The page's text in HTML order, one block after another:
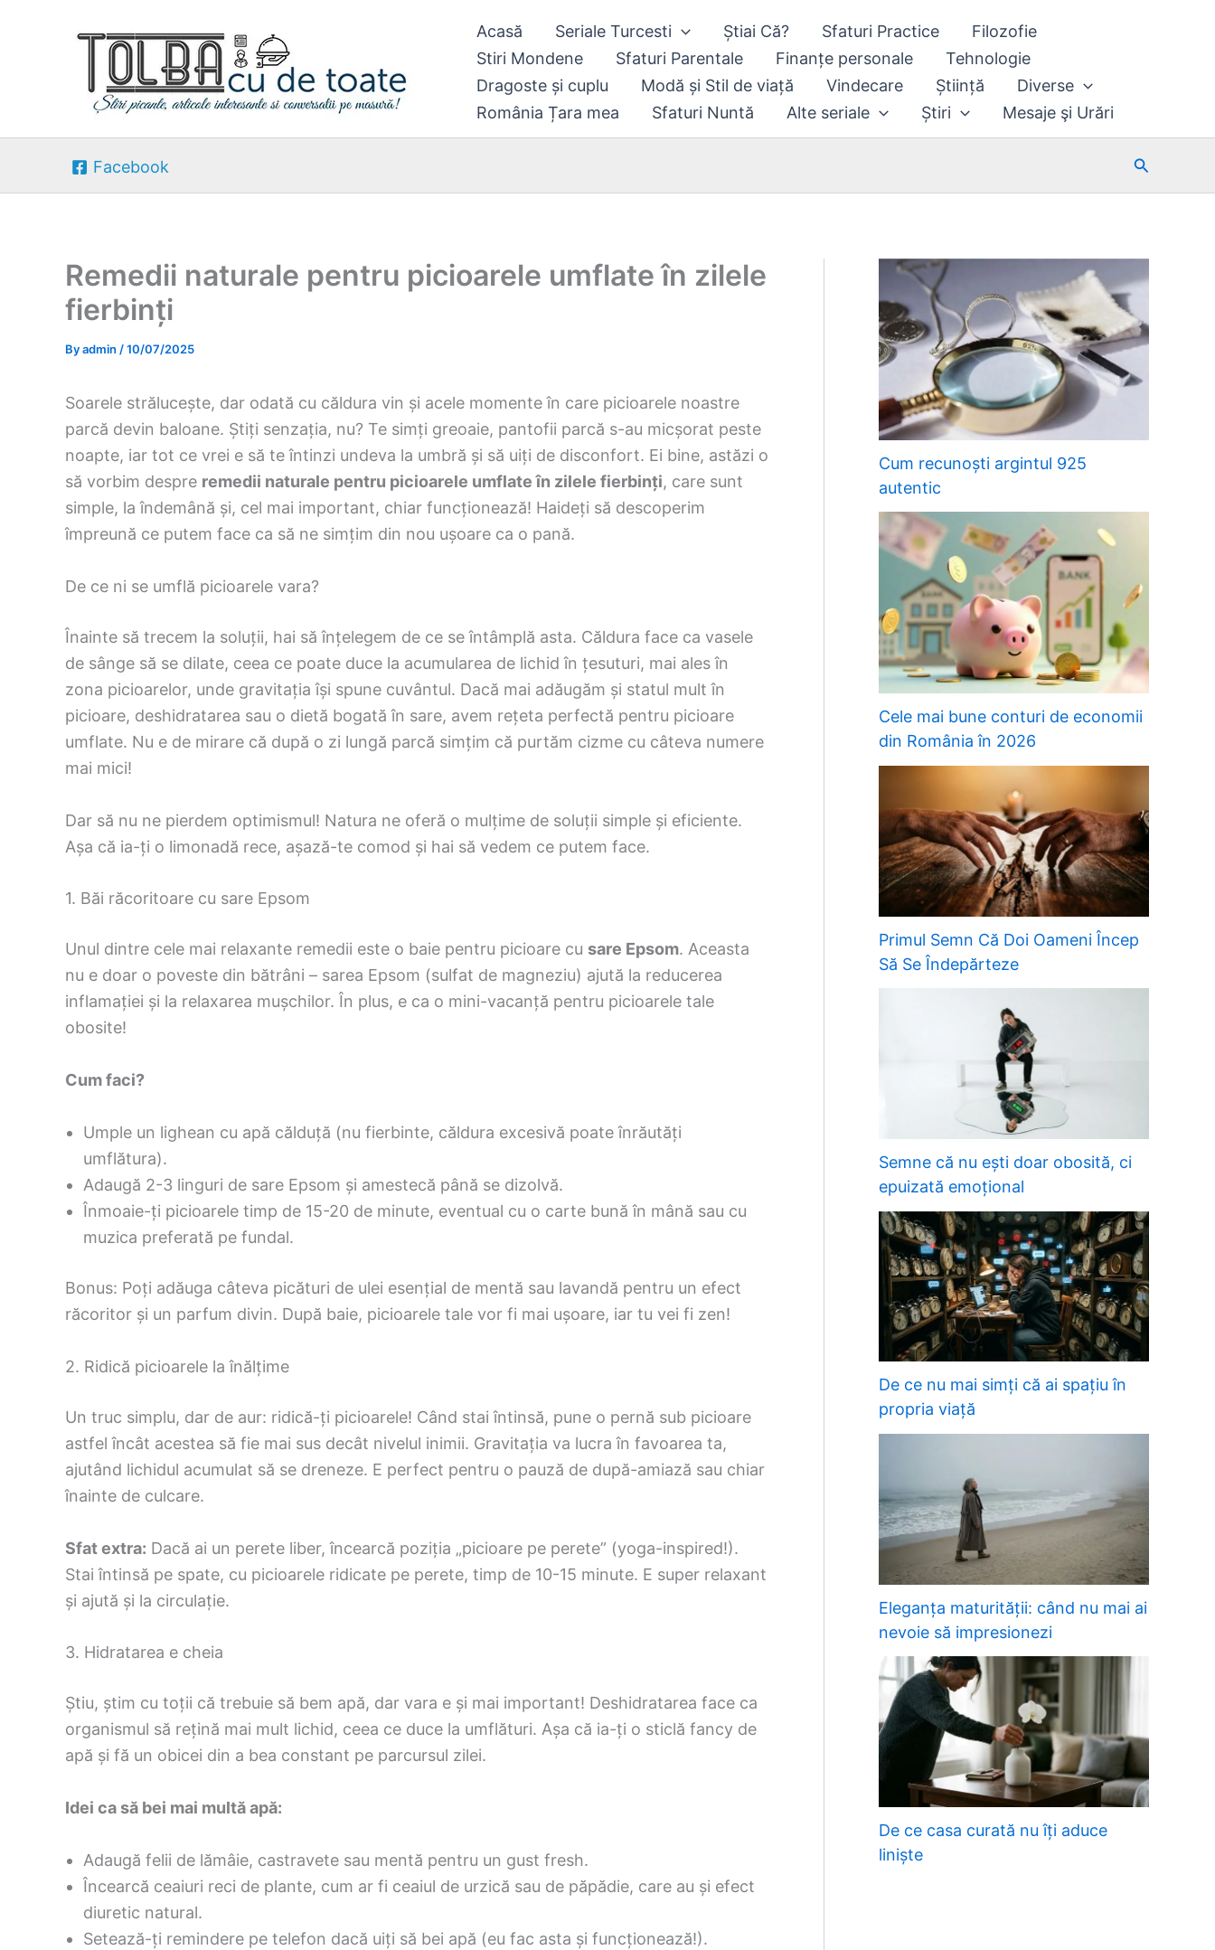
Acasă Seriale Turcesti Știai Că? Sfaturi Practice
Filozofie
Stiri Mondene
Sfaturi Parentale Finanțe personale
Tehnologie
Dragoste și cuplu
Modă și Stil de viață Vindecare Știință
Diverse
România Țara mea
Sfaturi Nuntă Alte seriale Știri Mesaje şi Urări
Facebook Search
Remedii naturale pentru picioarele umflate în zilele
fierbinți
Byadmin /10/07/2025
Soarele strălucește, dar odată cu căldura vin și acele momente în care picioarele noastre
parcă devin baloane. Știți senzația, nu? Te simți greoaie, pantofii parcă s-au micșorat peste
noapte, iar tot ce vrei e să te întinzi undeva la umbră și să uiți de disconfort. Ei bine, astăzi o
să vorbim despre remedii naturale pentru picioarele umflate în zilele fierbinți, care sunt
simple, la îndemână și, cel mai important, chiar funcționează! Haideți să descoperim
împreună ce putem face ca să ne simțim din nou ușoare ca o pană.
De ce ni se umflă picioarele vara?
Înainte să trecem la soluții, hai să înțelegem de ce se întâmplă asta. Căldura face ca vasele
de sânge să se dilate, ceea ce poate duce la acumularea de lichid în țesuturi, mai ales în
zona picioarelor, unde gravitația își spune cuvântul. Dacă mai adăugăm și statul mult în
picioare, deshidratarea sau o dietă bogată în sare, avem rețeta perfectă pentru picioare
umflate. Nu e de mirare că după o zi lungă parcă simțim că purtăm cizme cu câteva numere
mai mici!
Dar să nu ne pierdem optimismul! Natura ne oferă o mulțime de soluții simple și eficiente.
Așa că ia-ți o limonadă rece, așază-te comod și hai să vedem ce putem face.
1. Băi răcoritoare cu sare Epsom
Unul dintre cele mai relaxante remedii este o baie pentru picioare cu sare Epsom. Aceasta
nu e doar o poveste din bătrâni – sarea Epsom (sulfat de magneziu) ajută la reducerea
inflamației și la relaxarea mușchilor. În plus, e ca o mini-vacanță pentru picioarele tale
obosite!
Cum faci?
Umple un lighean cu apă călduță (nu fierbinte, căldura excesivă poate înrăutăți
umflătura).
Adaugă 2-3 linguri de sare Epsom și amestecă până se dizolvă.
Înmoaie-ți picioarele timp de 15-20 de minute, eventual cu o carte bună în mână sau cu
muzica preferată pe fundal.
Bonus: Poți adăuga câteva picături de ulei esențial de mentă sau lavandă pentru un efect
răcoritor și un parfum divin. După baie, picioarele tale vor fi mai ușoare, iar tu vei fi zen!
2. Ridică picioarele la înălțime
Un truc simplu, dar de aur: ridică-ți picioarele! Când stai întinsă, pune o pernă sub picioare
astfel încât acestea să fie mai sus decât nivelul inimii. Gravitația va lucra în favoarea ta,
ajutând lichidul acumulat să se dreneze. E perfect pentru o pauză de după-amiază sau chiar
înainte de culcare.
Sfat extra: Dacă ai un perete liber, încearcă poziția „picioare pe perete” (yoga-inspired!).
Stai întinsă pe spate, cu picioarele ridicate pe perete, timp de 10-15 minute. E super relaxant
și ajută și la circulație.
3. Hidratarea e cheia
Știu, știm cu toții că trebuie să bem apă, dar vara e și mai important! Deshidratarea face ca
organismul să rețină mai mult lichid, ceea ce duce la umflături. Așa că ia-ți o sticlă fancy de
apă și fă un obicei din a bea constant pe parcursul zilei.
Idei ca să bei mai multă apă:
Adaugă felii de lămâie, castravete sau mentă pentru un gust fresh.
Încearcă ceaiuri reci de plante, cum ar fi ceaiul de urzică sau de păpădie, care au și efect
diuretic natural.
Setează-ți remindere pe telefon dacă uiți să bei apă (eu fac asta și funcționează!).
Cum recunoști argintul 925
autentic
Cele mai bune conturi de economii
din România în 2026
Primul Semn Că Doi Oameni Încep
Să Se Îndepărteze
Semne că nu ești doar obosită, ci
epuizată emoțional
De ce nu mai simți că ai spațiu în
propria viață
Eleganța maturității: când nu mai ai
nevoie să impresionezi
De ce casa curată nu îți aduce
liniște